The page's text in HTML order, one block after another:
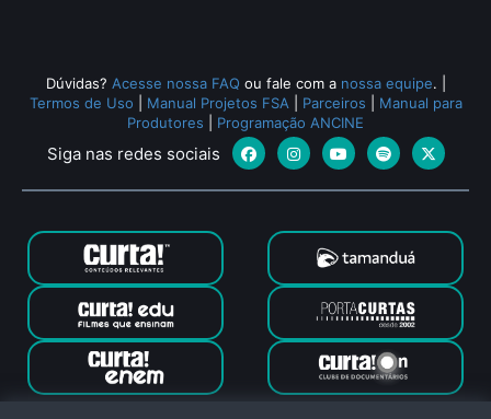
Dúvidas? Acesse nossa FAQ ou fale com a nossa equipe.
Termos de Uso
Manual Projetos FSA Parceiros
Manual para
Produtores
Programação ANCINE
Siga nas redes sociais